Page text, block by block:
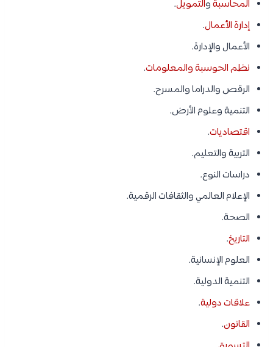
المحاسبةوالتمويل.
إدارة الأعمال.
الأعمال والإدارة.
نظم الحوسبة والمعلومات.
الرقص والدراما والمسرح.
التنمية وعلوم الأرض.
اقتصاديات.
التربية والتعليم.
دراسات النوع.
الإعلام العالمي والثقافات الرقمية.
الصحة.
التاريخ.
العلوم الإنسانية.
التنمية الدولية.
علاقات دولية.
القانون.